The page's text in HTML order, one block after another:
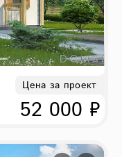
Цена за проект
52 000 ₽